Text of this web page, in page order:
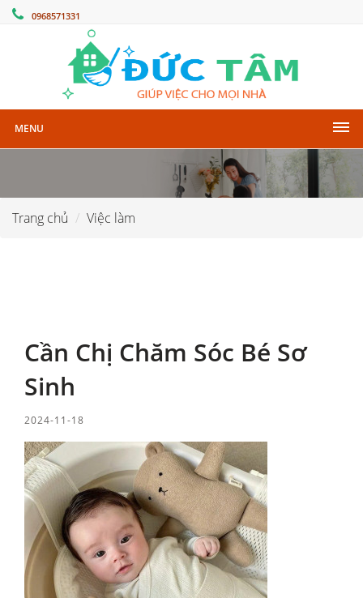
0968571331
MENU
Trang chủ Việc làm
Cần Chị Chăm Sóc Bé Sơ
Sinh
2024-11-18